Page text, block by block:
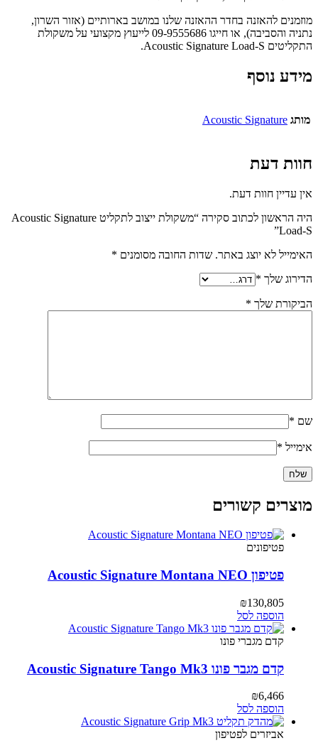
מוזמנים להאזנה בחדר ההאזנה שלנו במושב בארותיים (אזור השרון,
נתניה והסביבה), או חייגו 09-9555686 לייעוץ מקצועי על משקולת
התקליטים Acoustic Signature Load-S.
מידע נוסף
מותג Acoustic Signature
חוות דעת
אין עדיין חוות דעת.
היה הראשון לכתוב סקירה “משקולת ייצוב לתקליט Acoustic Signature
Load-S”
האימייל לא יוצג באתר. שדות החובה מסומנים *
הדירוג שלך *
הביקורת שלך *
שם *
אימייל *
מוצרים קשורים
פטיפונים
פטיפון Acoustic Signature Montana NEO
₪130,805
הוספה לסל
קדם מגברי פונו
קדם מגבר פונו Acoustic Signature Tango Mk3
₪6,466
הוספה לסל
אביזרים לפטיפון